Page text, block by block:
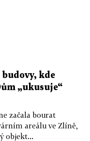
kde
„ukusuje“
začala bourat
areálu ve Zlíně,
objekt...